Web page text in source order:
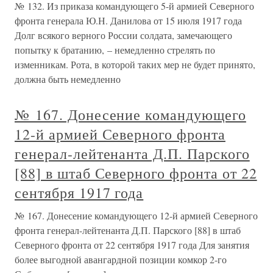
№ 132. Из приказа командующего 5-й армией Северного
фронта генерала Ю.Н. Данилова от 15 июля 1917 года
Долг всякого верного России солдата, замечающего
попытку к братанию, – немедленно стрелять по
изменникам. Рота, в которой таких мер не будет принято,
должна быть немедленно
№ 167. Донесение командующего
12-й армией Северного фронта
генерал-лейтенанта Д.П. Парского
[88] в штаб Северного фронта от 22
сентября 1917 года
№ 167. Донесение командующего 12-й армией Северного
фронта генерал-лейтенанта Д.П. Парского [88] в штаб
Северного фронта от 22 сентября 1917 года Для занятия
более выгодной авангардной позиции комкор 2-го